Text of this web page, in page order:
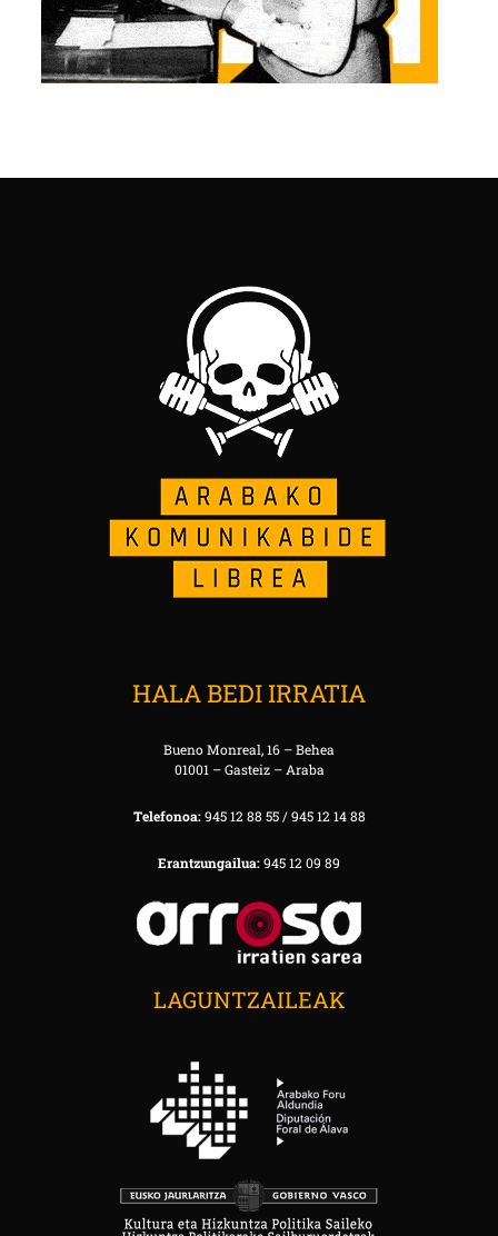
HALA BEDI IRRATIA
Bueno Monreal, 16 – Behea
01001 – Gasteiz – Araba
Telefonoa:945 12 88 55 / 945 12 14 88
Erantzungailua:945 12 09 89
LAGUNTZAILEAK